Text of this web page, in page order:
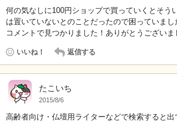
何の気なしに100円ショップで買っていくとそう
は置いていないとのことだったので困っていま
コメントで見つかりました！ありがとうございま
いいね！ 返信する
たこいち
2015/8/6
高齢者向け・仏壇用ライターなどで検索すると